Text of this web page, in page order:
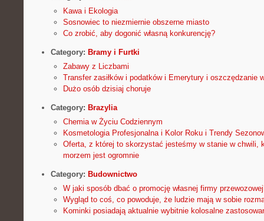
Kawa i Ekologia
Sosnowiec to niezmiernie obszerne miasto
Co zrobić, aby dogonić własną konkurencję?
Category: Bramy i Furtki
Zabawy z Liczbami
Transfer zasiłków i podatków i Emerytury i oszczędzanie
Dużo osób dzisiaj choruje
Category: Brazylia
Chemia w Życiu Codziennym
Kosmetologia Profesjonalna i Kolor Roku i Trendy
Oferta, z której to skorzystać jesteśmy w stanie w chwili,
morzem jest ogromnie
Category: Budownictwo
W jaki sposób dbać o promocję własnej firmy
Wygląd to coś, co powoduje, że ludzie mają w sobie
Kominki posiadają aktualnie wybitnie kolosalne